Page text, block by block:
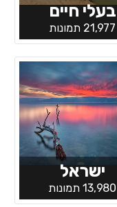
בעלי חיים
21,977 תמונות
ישראל
13,980 תמונות